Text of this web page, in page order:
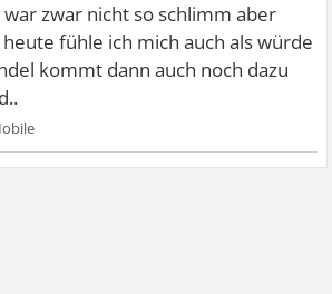
zwar nicht so schlimm aber
fühle ich mich auch als würde
kommt dann auch noch dazu